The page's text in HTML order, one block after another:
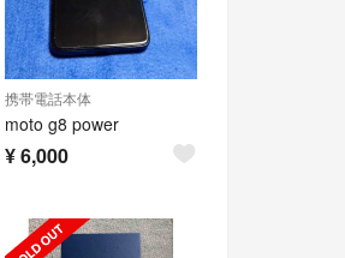
携帯電話本体
moto g8 power
¥6,000